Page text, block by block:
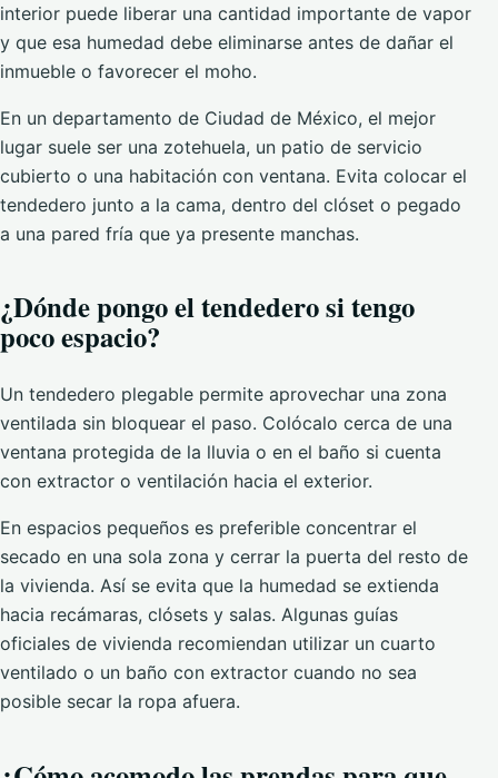
interior puede liberar una cantidad importante de vapor
y que esa humedad debe eliminarse antes de dañar el
inmueble o favorecer el moho.
En un departamento de Ciudad de México, el mejor
lugar suele ser una zotehuela, un patio de servicio
cubierto o una habitación con ventana. Evita colocar el
tendedero junto a la cama, dentro del clóset o pegado
a una pared fría que ya presente manchas.
¿Dónde pongo el tendedero si tengo
poco espacio?
Un tendedero plegable permite aprovechar una zona
ventilada sin bloquear el paso. Colócalo cerca de una
ventana protegida de la lluvia o en el baño si cuenta
con extractor o ventilación hacia el exterior.
En espacios pequeños es preferible concentrar el
secado en una sola zona y cerrar la puerta del resto de
la vivienda. Así se evita que la humedad se extienda
hacia recámaras, clósets y salas. Algunas guías
oficiales de vivienda recomiendan utilizar un cuarto
ventilado o un baño con extractor cuando no sea
posible secar la ropa afuera.